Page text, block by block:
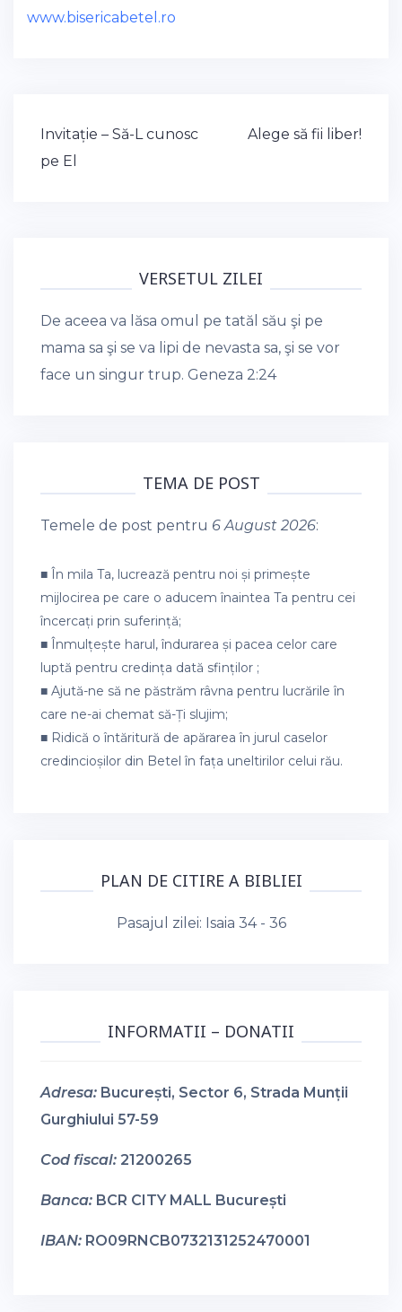
www.bisericabetel.ro
Post
navigation
Invitație – Să-L cunosc
pe El
Alege să fii liber!
VERSETUL ZILEI
De aceea va lăsa omul pe tatăl său şi pe
mama sa şi se va lipi de nevasta sa, şi se vor
face un singur trup. Geneza 2:24
TEMA DE POST
Temele de post pentru 6 August 2026:
■ În mila Ta, lucrează pentru noi și primește
mijlocirea pe care o aducem înaintea Ta pentru cei
încercați prin suferință;
■ Înmulțește harul, îndurarea și pacea celor care
luptă pentru credința dată sfinților ;
■ Ajută-ne să ne păstrăm râvna pentru lucrările în
care ne-ai chemat să-Ți slujim;
■ Ridică o întăritură de apărarea în jurul caselor
credincioșilor din Betel în fața uneltirilor celui rău.
PLAN DE CITIRE A BIBLIEI
Pasajul zilei: Isaia 34 - 36
INFORMATII – DONATII
Adresa: București, Sector 6, Strada Munții
Gurghiului 57-59
Cod fiscal: 21200265
Banca: BCR CITY MALL București
IBAN: RO09RNCB0732131252470001